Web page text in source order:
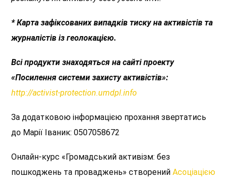
* Карта зафіксованих випадків тиску на активістів та
журналістів із геолокацією.
Всі продукти знаходяться на сайті проекту
«Посилення системи захисту активістів»:
http://activist-protection.umdpl.info
За додатковою інформацією прохання звертатись
до Марії Іваник: 0507058672
Онлайн-курс «Громадський активізм: без
пошкоджень та проваджень» створенийАсоціацією